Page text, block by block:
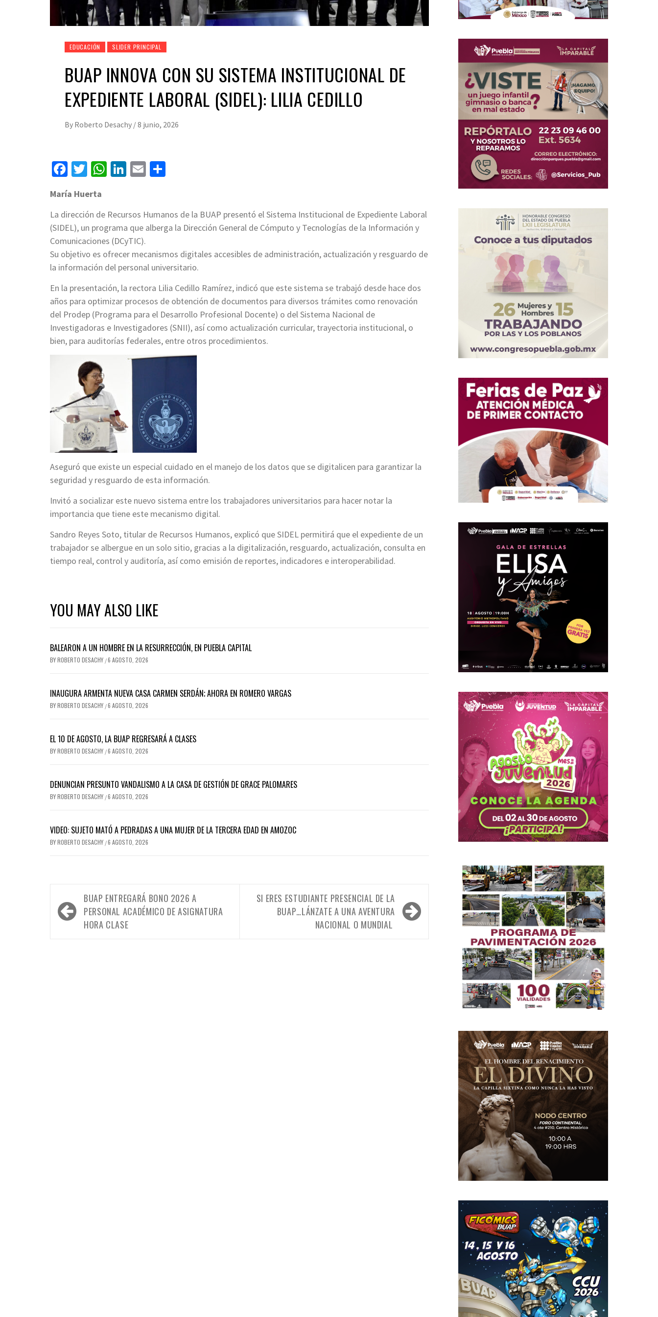
EDUCACIÓN SLIDER PRINCIPAL
BUAP INNOVA CON SU SISTEMA INSTITUCIONAL DE
EXPEDIENTE LABORAL (SIDEL): LILIA CEDILLO
By Roberto Desachy /8 junio, 2026
Facebook
Twitter
WhatsApp
LinkedIn
Email
María Huerta
La dirección de Recursos Humanos de la BUAP presentó el Sistema Institucional de Expediente Laboral
(SIDEL), un programa que alberga la Dirección General de Cómputo y Tecnologías de la Información y
Comunicaciones (DCyTIC).
Su objetivo es ofrecer mecanismos digitales accesibles de administración, actualización y resguardo de
la información del personal universitario.
En la presentación, la rectora Lilia Cedillo Ramírez, indicó que este sistema se trabajó desde hace dos
años para optimizar procesos de obtención de documentos para diversos trámites como renovación
del Prodep (Programa para el Desarrollo Profesional Docente) o del Sistema Nacional de
Investigadoras e Investigadores (SNII), así como actualización curricular, trayectoria institucional, o
bien, para auditorías federales, entre otros procedimientos.
Aseguró que existe un especial cuidado en el manejo de los datos que se digitalicen para garantizar la
seguridad y resguardo de esta información.
Invitó a socializar este nuevo sistema entre los trabajadores universitarios para hacer notar la
importancia que tiene este mecanismo digital.
Sandro Reyes Soto, titular de Recursos Humanos, explicó que SIDEL permitirá que el expediente de un
trabajador se albergue en un solo sitio, gracias a la digitalización, resguardo, actualización, consulta en
tiempo real, control y auditoría, así como emisión de reportes, indicadores e interoperabilidad.
YOU MAY ALSO LIKE
BALEARON A UN HOMBRE EN LA RESURRECCIÓN, EN PUEBLA CAPITAL
BYROBERTO DESACHY /6 AGOSTO, 2026
INAUGURA ARMENTA NUEVA CASA CARMEN SERDÁN; AHORA EN ROMERO VARGAS
BYROBERTO DESACHY /6 AGOSTO, 2026
EL 10 DE AGOSTO, LA BUAP REGRESARÁ A CLASES
BYROBERTO DESACHY /6 AGOSTO, 2026
DENUNCIAN PRESUNTO VANDALISMO A LA CASA DE GESTIÓN DE GRACE PALOMARES
BYROBERTO DESACHY /6 AGOSTO, 2026
VIDEO: SUJETO MATÓ A PEDRADAS A UNA MUJER DE LA TERCERA EDAD EN AMOZOC
BYROBERTO DESACHY /6 AGOSTO, 2026
Navegación
de
entradas
BUAP ENTREGARÁ BONO 2026 A
PERSONAL ACADÉMICO DE ASIGNATURA
HORA CLASE
SI ERES ESTUDIANTE PRESENCIAL DE LA
BUAP…LÁNZATE A UNA AVENTURA
NACIONAL O MUNDIAL